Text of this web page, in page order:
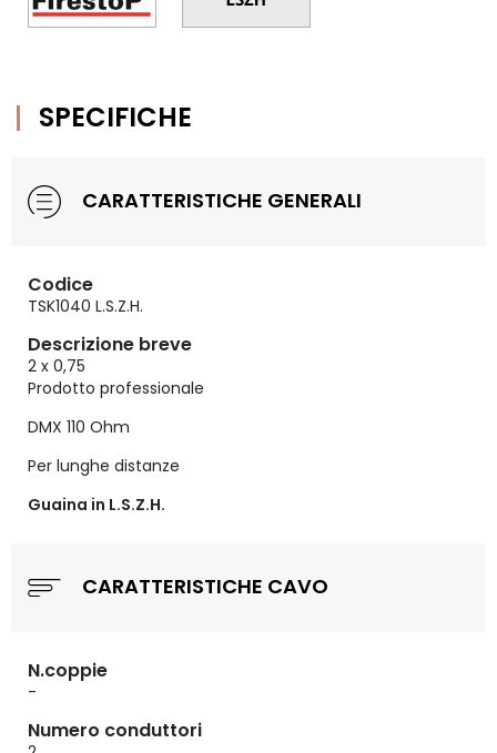
SPECIFICHE
CARATTERISTICHE GENERALI
Codice
TSK1040 L.S.Z.H.
Descrizione breve
2 x 0,75
Prodotto professionale
DMX 110 Ohm
Per lunghe distanze
Guaina in L.S.Z.H.
CARATTERISTICHE CAVO
N.coppie
-
Numero conduttori